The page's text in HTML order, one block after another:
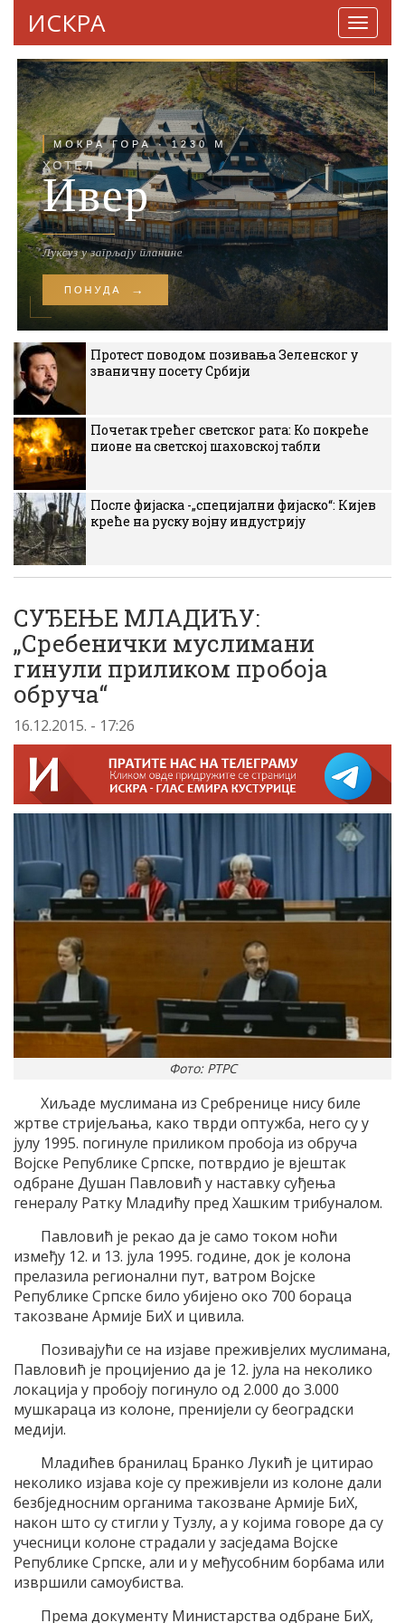
ИСКРА
Протест поводом позивања Зеленског у
званичну посету Србији
Почетак трећег светског рата: Ко покреће
пионе на светској шаховској табли
После фијаска -„специјални фијаско“: Кијев
креће на руску војну индустрију
СУЂЕЊЕ МЛАДИЋУ:
„Сребенички муслимани
гинули приликом пробоја
обруча“
16.12.2015. - 17:26
Фото: РТРС
Хиљаде муслимана из Сребренице нису биле
жртве стријељања, како тврди оптужба, него су у
јулу 1995. погинуле приликом пробоја из обруча
Војске Републике Српске, потврдио је вјештак
одбране Душан Павловић у наставку суђења
генералу Ратку Младићу пред Хашким трибуналом.
Павловић је рекао да је само током ноћи
између 12. и 13. јула 1995. године, док је колона
прелазила регионални пут, ватром Војске
Републике Српске било убијено око 700 бораца
такозване Армије БиХ и цивила.
Позивајући се на изјаве преживјелих муслимана,
Павловић је процијенио да је 12. јула на неколико
локација у пробоју погинуло од 2.000 до 3.000
мушкараца из колоне, пренијели су београдски
медији.
Младићев бранилац Бранко Лукић је цитирао
неколико изјава које су преживјели из колоне дали
безбједносним органима такозване Армије БиХ,
након што су стигли у Тузлу, а у којима говоре да су
учесници колоне страдали у засједама Војске
Републике Српске, али и у међусобним борбама или
извршили самоубиства.
Према документу Министарства одбране БиХ,